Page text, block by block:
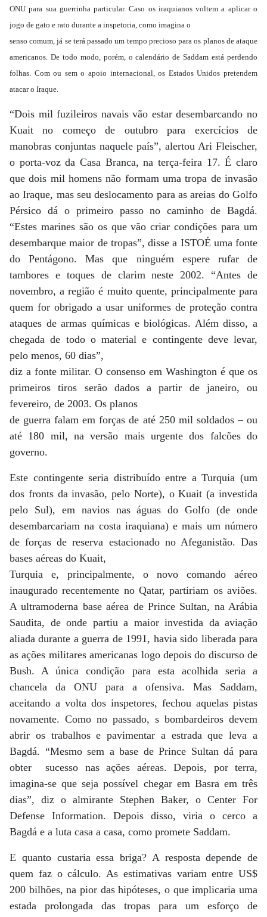
ONU para sua guerrinha particular. Caso os iraquianos voltem a aplicar o
jogo de gato e rato durante a inspetoria, como imagina o
senso comum, já se terá passado um tempo precioso para os planos de ataque
americanos. De todo modo, porém, o calendário de Saddam está perdendo
folhas. Com ou sem o apoio internacional, os Estados Unidos pretendem
atacar o Iraque.
“Dois mil fuzileiros navais vão estar desembarcando no
Kuait no começo de outubro para exercícios de
manobras conjuntas naquele país”, alertou Ari Fleischer,
o porta-voz da Casa Branca, na terça-feira 17. É claro
que dois mil homens não formam uma tropa de invasão
ao Iraque, mas seu deslocamento para as areias do Golfo
Pérsico dá o primeiro passo no caminho de Bagdá.
“Estes marines são os que vão criar condições para um
desembarque maior de tropas”, disse a ISTOÉ uma fonte
do Pentágono. Mas que ninguém espere rufar de
tambores e toques de clarim neste 2002. “Antes de
novembro, a região é muito quente, principalmente para
quem for obrigado a usar uniformes de proteção contra
ataques de armas químicas e biológicas. Além disso, a
chegada de todo o material e contingente deve levar,
pelo menos, 60 dias”,
diz a fonte militar. O consenso em Washington é que os
primeiros tiros serão dados a partir de janeiro, ou
fevereiro, de 2003. Os planos
de guerra falam em forças de até 250 mil soldados – ou
até 180 mil, na versão mais urgente dos falcões do
governo.
Este contingente seria distribuído entre a Turquia (um
dos fronts da invasão, pelo Norte), o Kuait (a investida
pelo Sul), em navios nas águas do Golfo (de onde
desembarcariam na costa iraquiana) e mais um número
de forças de reserva estacionado no Afeganistão. Das
bases aéreas do Kuait,
Turquia e, principalmente, o novo comando aéreo
inaugurado recentemente no Qatar, partiriam os aviões.
A ultramoderna base aérea de Prince Sultan, na Arábia
Saudita, de onde partiu a maior investida da aviação
aliada durante a guerra de 1991, havia sido liberada para
as ações militares americanas logo depois do discurso de
Bush. A única condição para esta acolhida seria a
chancela da ONU para a ofensiva. Mas Saddam,
aceitando a volta dos inspetores, fechou aquelas pistas
novamente. Como no passado, s bombardeiros devem
abrir os trabalhos e pavimentar a estrada que leva a
Bagdá. “Mesmo sem a base de Prince Sultan dá para
obter sucesso nas ações aéreas. Depois, por terra,
imagina-se que seja possível chegar em Basra em três
dias”, diz o almirante Stephen Baker, o Center For
Defense Information. Depois disso, viria o cerco a
Bagdá e a luta casa a casa, como promete Saddam.
E quanto custaria essa briga? A resposta depende de
quem faz o cálculo. As estimativas variam entre US$
200 bilhões, na pior das hipóteses, o que implicaria uma
estada prolongada das tropas para um esforço de